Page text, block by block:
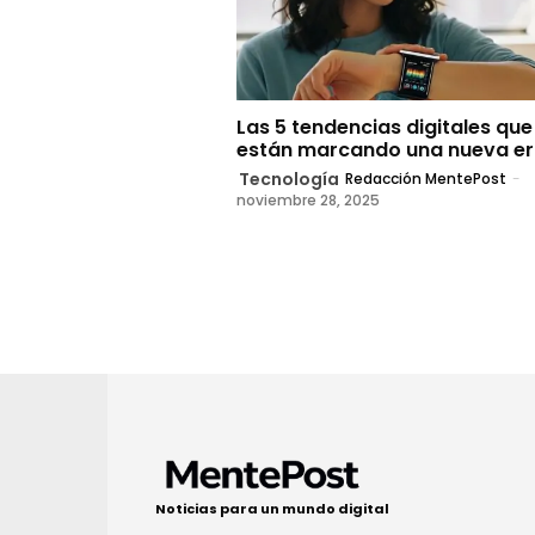
Las 5 tendencias digitales que
están marcando una nueva
Tecnología Redacción MentePost -
noviembre 28, 2025
Noticias para un mundo digital